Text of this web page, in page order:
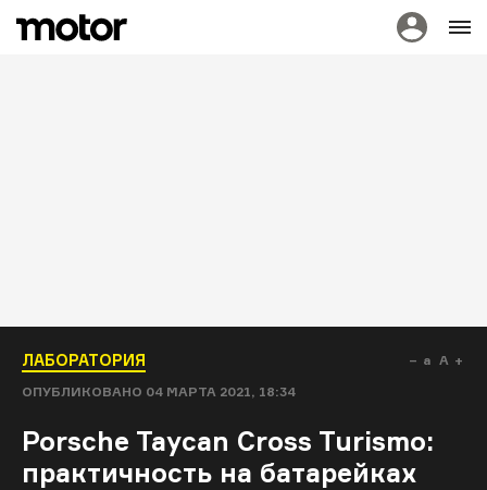
ЛАБОРАТОРИЯ
ОПУБЛИКОВАНО 04 МАРТА 2021, 18:34
a A
Porsche Taycan Cross Turismo:
практичность на батарейках